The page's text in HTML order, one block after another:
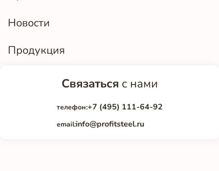
Новости
Продукция
Связаться с нами
телефон:+7 (495) 111-64-92
email:info@profitsteel.ru